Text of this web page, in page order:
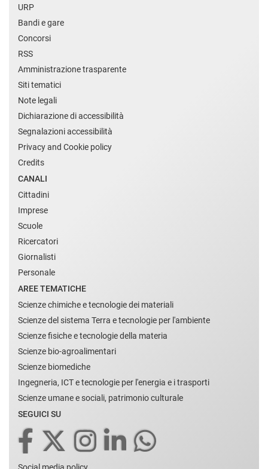
URP
Bandi e gare
Concorsi
RSS
Amministrazione trasparente
Siti tematici
Note legali
Dichiarazione di accessibilità
Segnalazioni accessibilità
Privacy and Cookie policy
Credits
CANALI
Cittadini
Imprese
Scuole
Ricercatori
Giornalisti
Personale
AREE TEMATICHE
Scienze chimiche e tecnologie dei materiali
Scienze del sistema Terra e tecnologie per l'ambiente
Scienze fisiche e tecnologie della materia
Scienze bio-agroalimentari
Scienze biomediche
Ingegneria, ICT e tecnologie per l'energia e i trasporti
Scienze umane e sociali, patrimonio culturale
SEGUICI SU